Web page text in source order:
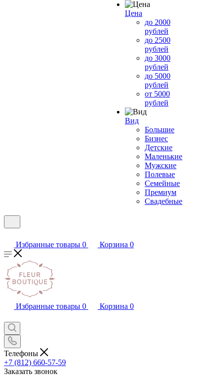
Цена
до 2000
рублей
до 2500
рублей
до 3000
рублей
до 5000
рублей
от 5000
рублей
Вид
Большие
Бизнес
Детские
Маленькие
Мужские
Полевые
Семейные
Премиум
Свадебные
Избранные товары 0 Корзина 0
Избранные товары 0 Корзина 0
Телефоны
+7 (812) 660-57-59
Заказать звонок